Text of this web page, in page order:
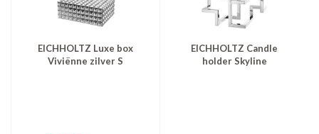
EICHHOLTZ Luxe box
Viviënne zilver S
EICHHOLTZ Candle
holder Skyline